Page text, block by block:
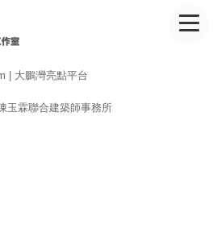
| 大鵬灣亮點平台
玉霖聯合建築師事務所